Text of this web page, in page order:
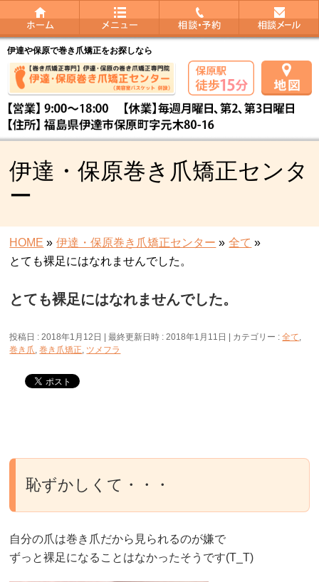
伊達や保原で巻き爪矯正をお探しなら
伊達・保原巻き爪矯正センタ
ー
HOME » 伊達・保原巻き爪矯正センター » 全て »
とても裸足にはなれませんでした。
とても裸足にはなれませんでした。
投稿日 : 2018年1月12日 最終更新日時 : 2018年1月11日 カテゴリー :全て,
巻き爪,巻き爪矯正, ツメフラ
恥ずかしくて・・・
自分の爪は巻き爪だから見られるのが嫌で
ずっと裸足になることはなかったそうです(T_T)